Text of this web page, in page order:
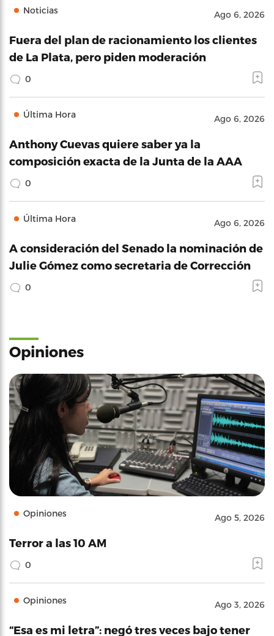
Noticias Ago 6, 2026
Fuera del plan de racionamiento los clientes
de La Plata, pero piden moderación
0
Última Hora Ago 6, 2026
Anthony Cuevas quiere saber ya la
composición exacta de la Junta de la AAA
0
Última Hora Ago 6, 2026
A consideración del Senado la nominación de
Julie Gómez como secretaria de Corrección
0
Opiniones
Opiniones Ago 5, 2026
Terror a las 10 AM
0
Opiniones Ago 3, 2026
“Esa es mi letra”: negó tres veces bajo tener